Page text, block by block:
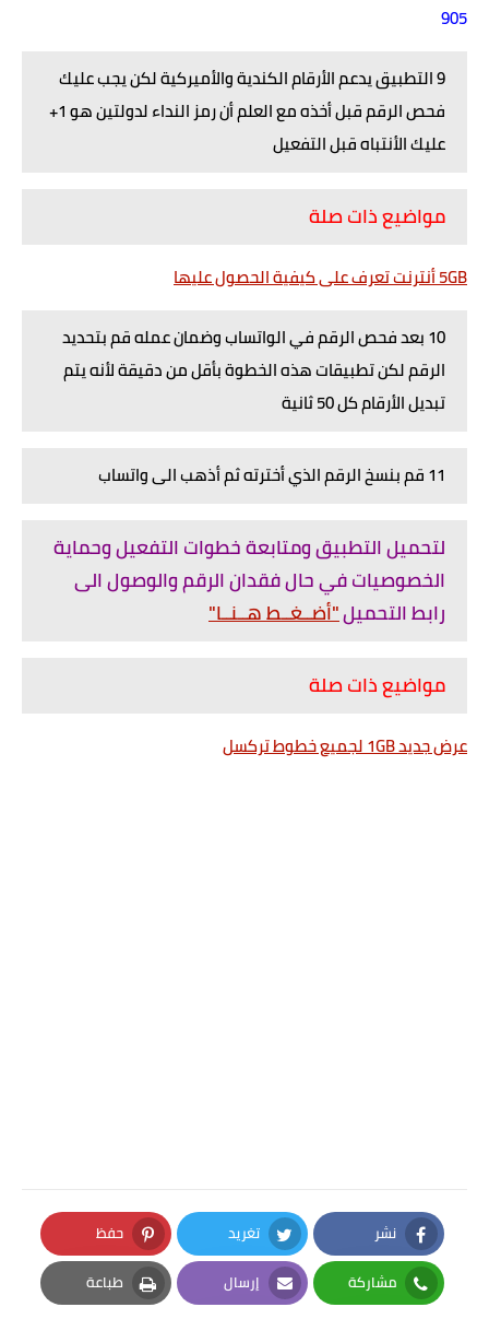
905
9 التطبيق يدعم الأرقام الكندية والأميركية لكن يجب عليك
فحص الرقم قبل أخذه مع العلم أن رمز النداء لدولتين هو 1+
عليك الأنتباه قبل التفعيل
مواضيع ذات صلة
5GB أنترنت تعرف على كيفية الحصول عليها
10 بعد فحص الرقم في الواتساب وضمان عمله قم بتحديد
الرقم لكن تطبيقات هذه الخطوة بأقل من دقيقة لأنه يتم
تبديل الأرقام كل 50 ثانية
11 قم بنسخ الرقم الذي أخترته ثم أذهب الى واتساب
لتحميل التطبيق ومتابعة خطوات التفعيل وحماية
الخصوصيات في حال فقدان الرقم والوصول الى
رابط التحميل"أضــغــط هــنــا"
مواضيع ذات صلة
عرض جديد 1GB لجميع خطوط تركسل
نشر
Facebook
تغريد
Twitter
حفظ
Pinterest
مشاركة
Whatsapp
إرسال
Email
طباعة
Print